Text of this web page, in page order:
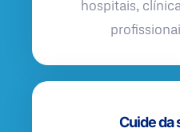
hospitais,
Cuide da